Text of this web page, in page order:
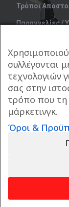
Τρόποι
Παραγγελίες /
ΣΤΟΙΧΕΙΑ
(+30) 210 341
Copyright ©
Όροι &
συλλέγονται
τεχνολογιών
σας στην
τρόπο που τη
μάρκετινγκ.
Όροι &